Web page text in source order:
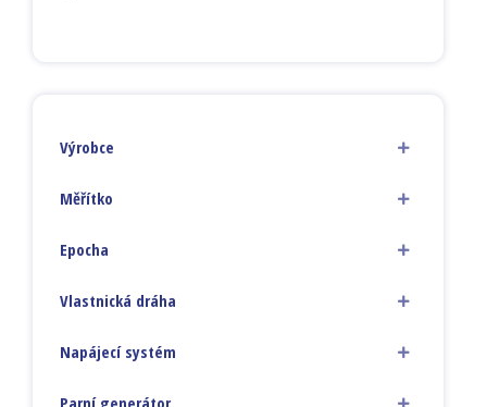
Výrobce
Měřítko
Epocha
Vlastnická dráha
Napájecí systém
Parní generátor